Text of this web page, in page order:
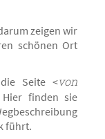
zeigen wir
schönen Ort
Seite <von
finden sie
führt.